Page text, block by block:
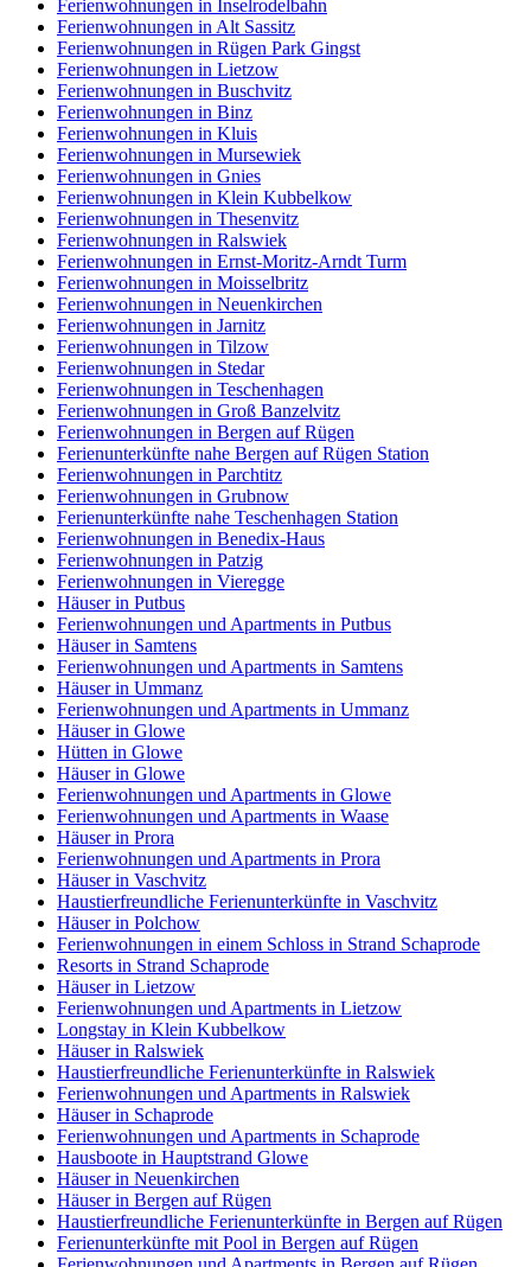
Ferienwohnungen in Inselrodelbahn
Ferienwohnungen in Alt Sassitz
Ferienwohnungen in Rügen Park Gingst
Ferienwohnungen in Lietzow
Ferienwohnungen in Buschvitz
Ferienwohnungen in Binz
Ferienwohnungen in Kluis
Ferienwohnungen in Mursewiek
Ferienwohnungen in Gnies
Ferienwohnungen in Klein Kubbelkow
Ferienwohnungen in Thesenvitz
Ferienwohnungen in Ralswiek
Ferienwohnungen in Ernst-Moritz-Arndt Turm
Ferienwohnungen in Moisselbritz
Ferienwohnungen in Neuenkirchen
Ferienwohnungen in Jarnitz
Ferienwohnungen in Tilzow
Ferienwohnungen in Stedar
Ferienwohnungen in Teschenhagen
Ferienwohnungen in Groß Banzelvitz
Ferienwohnungen in Bergen auf Rügen
Ferienunterkünfte nahe Bergen auf Rügen Station
Ferienwohnungen in Parchtitz
Ferienwohnungen in Grubnow
Ferienunterkünfte nahe Teschenhagen Station
Ferienwohnungen in Benedix-Haus
Ferienwohnungen in Patzig
Ferienwohnungen in Vieregge
Häuser in Putbus
Ferienwohnungen und Apartments in Putbus
Häuser in Samtens
Ferienwohnungen und Apartments in Samtens
Häuser in Ummanz
Ferienwohnungen und Apartments in Ummanz
Häuser in Glowe
Hütten in Glowe
Häuser in Glowe
Ferienwohnungen und Apartments in Glowe
Ferienwohnungen und Apartments in Waase
Häuser in Prora
Ferienwohnungen und Apartments in Prora
Häuser in Vaschvitz
Haustierfreundliche Ferienunterkünfte in Vaschvitz
Häuser in Polchow
Ferienwohnungen in einem Schloss in Strand Schaprode
Resorts in Strand Schaprode
Häuser in Lietzow
Ferienwohnungen und Apartments in Lietzow
Longstay in Klein Kubbelkow
Häuser in Ralswiek
Haustierfreundliche Ferienunterkünfte in Ralswiek
Ferienwohnungen und Apartments in Ralswiek
Häuser in Schaprode
Ferienwohnungen und Apartments in Schaprode
Hausboote in Hauptstrand Glowe
Häuser in Neuenkirchen
Häuser in Bergen auf Rügen
Haustierfreundliche Ferienunterkünfte in Bergen auf Rügen
Ferienunterkünfte mit Pool in Bergen auf Rügen